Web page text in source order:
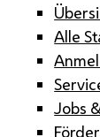
Alle
Jobs